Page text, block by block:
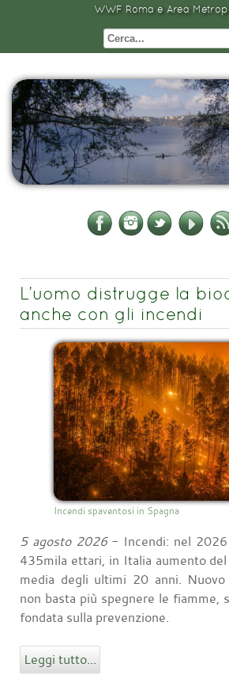
WWF Roma e Area
L’uomo distrugge la
anche con gli incendi
Incendi spaventosi in Spagna
5 agosto 2026- Incendi: nel 2026
435mila ettari, in Italia aumento
media degli ultimi 20 anni.
non basta più spegnere le fiamme,
fondata sulla prevenzione.
Leggi tutto...